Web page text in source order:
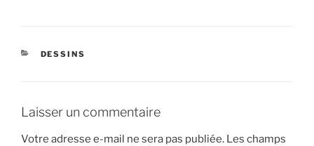
CATÉGORIES
DESSINS
Laisser un commentaire
Votre adresse e-mail ne sera pas publiée. Les champs